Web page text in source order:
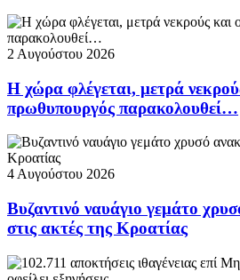
2 Αυγούστου 2026
Η χώρα φλέγεται, μετρά
πρωθυπουργός παρακολουθεί…
4 Αυγούστου 2026
Βυζαντινό ναυάγιο γεμάτο
στις ακτές της Κροατίας